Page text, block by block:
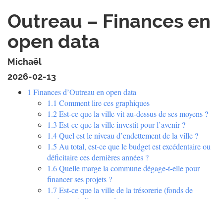
Outreau – Finances en
open data
Michaël
2026-02-13
1 Finances d’Outreau en open data
1.1 Comment lire ces graphiques
1.2Est-ce que la ville vit au-dessus de ses moyens ?
1.3 Est-ce que la ville investit pour l’avenir ?
1.4Quel est le niveau d’endettement de la ville ?
1.5 Au total, est-ce que le budget est excédentaire ou
déficitaire ces dernières années ?
1.6Quelle marge la commune dégage-t-elle pour
financer ses projets ?
1.7 Est-ce que la ville de la trésorerie (fonds de